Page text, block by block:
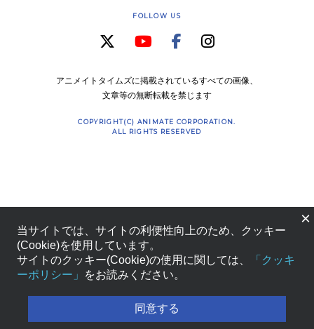
FOLLOW US
アニメイトタイムズに掲載されているすべての画像、
文章等の無断転載を禁じます
COPYRIGHT(C) ANIMATE CORPORATION.
ALL RIGHTS RESERVED
×
当サイトでは、サイトの利便性向上のため、クッキー
(Cookie)を使用しています。
サイトのクッキー(Cookie)の使用に関しては、
「クッキ
ーポリシー」
をお読みください。
同意する